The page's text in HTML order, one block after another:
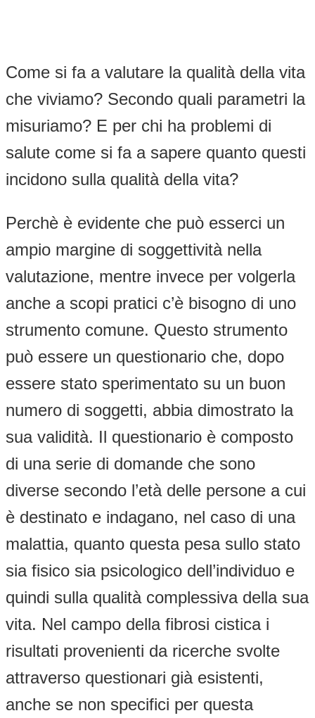
Come si fa a valutare la qualità della vita
che viviamo? Secondo quali parametri la
misuriamo? E per chi ha problemi di
salute come si fa a sapere quanto questi
incidono sulla qualità della vita?
Perchè è evidente che può esserci un
ampio margine di soggettività nella
valutazione, mentre invece per volgerla
anche a scopi pratici c’è bisogno di uno
strumento comune. Questo strumento
può essere un questionario che, dopo
essere stato sperimentato su un buon
numero di soggetti, abbia dimostrato la
sua validità. Il questionario è composto
di una serie di domande che sono
diverse secondo l’età delle persone a cui
è destinato e indagano, nel caso di una
malattia, quanto questa pesa sullo stato
sia fisico sia psicologico dell’individuo e
quindi sulla qualità complessiva della sua
vita. Nel campo della fibrosi cistica i
risultati provenienti da ricerche svolte
attraverso questionari già esistenti,
anche se non specifici per questa